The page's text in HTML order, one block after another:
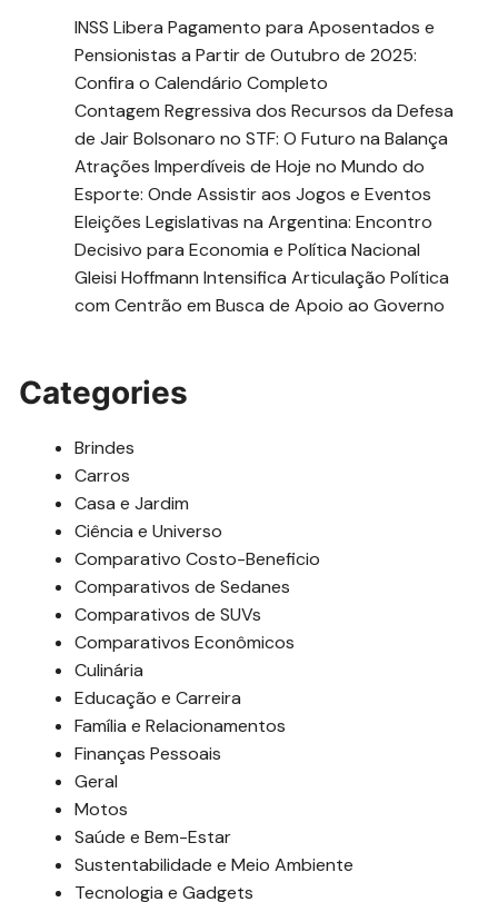
INSS Libera Pagamento para Aposentados e
Pensionistas a Partir de Outubro de 2025:
Confira o Calendário Completo
Contagem Regressiva dos Recursos da Defesa
de Jair Bolsonaro no STF: O Futuro na Balança
Atrações Imperdíveis de Hoje no Mundo do
Esporte: Onde Assistir aos Jogos e Eventos
Eleições Legislativas na Argentina: Encontro
Decisivo para Economia e Política Nacional
Gleisi Hoffmann Intensifica Articulação Política
com Centrão em Busca de Apoio ao Governo
Categories
Brindes
Carros
Casa e Jardim
Ciência e Universo
Comparativo Costo-Beneficio
Comparativos de Sedanes
Comparativos de SUVs
Comparativos Econômicos
Culinária
Educação e Carreira
Família e Relacionamentos
Finanças Pessoais
Geral
Motos
Saúde e Bem-Estar
Sustentabilidade e Meio Ambiente
Tecnologia e Gadgets